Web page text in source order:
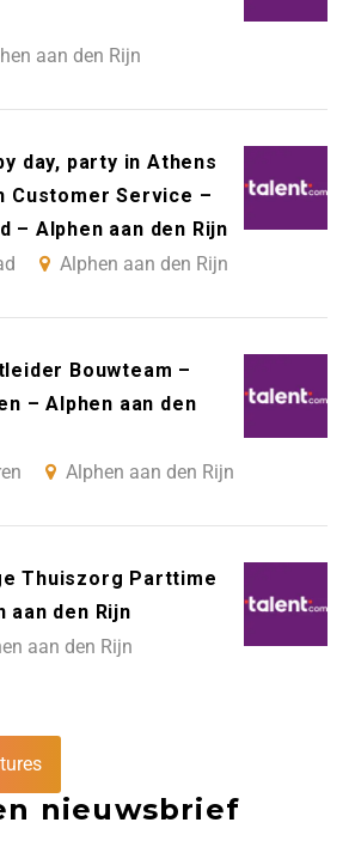
aan den Rijn
day, party in Athens
Customer Service –
– Alphen aan den Rijn
Alphen aan den Rijn
Bouwteam –
– Alphen aan den
Alphen aan den Rijn
Thuiszorg Parttime
aan den Rijn
aan den Rijn
nieuwsbrief